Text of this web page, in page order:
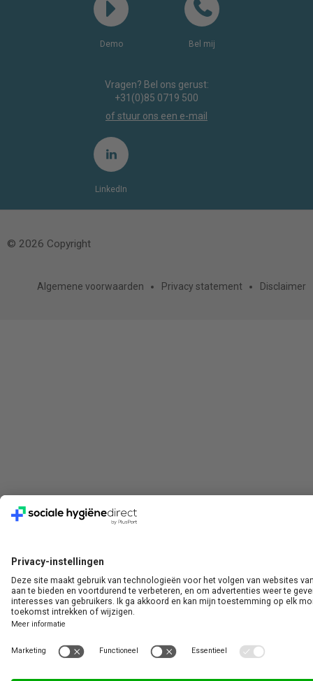
Demo Bel mij
Vragen? Bel ons gerust:
+31(0)85 0719 500
of stuur ons een e-mail
LinkedIn
© 2026 Copyright
Algemene voorwaarden Privacy statement Disclaimer